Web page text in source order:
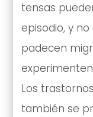
tensas
episodio, y
padecen
experimenten
Los
también se